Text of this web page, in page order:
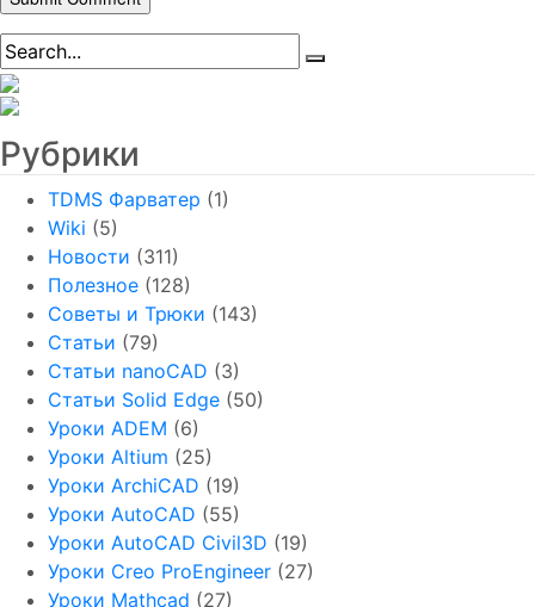
Рубрики
TDMS Фарватер (1)
Wiki (5)
Новости (311)
Полезное (128)
Советы и Трюки (143)
Статьи (79)
Статьи nanoCAD (3)
Статьи Solid Edge (50)
Уроки ADEM (6)
Уроки Altium (25)
Уроки ArchiCAD (19)
Уроки AutoCAD (55)
Уроки AutoCAD Civil3D (19)
Уроки Creo ProEngineer (27)
Уроки Mathcad (27)